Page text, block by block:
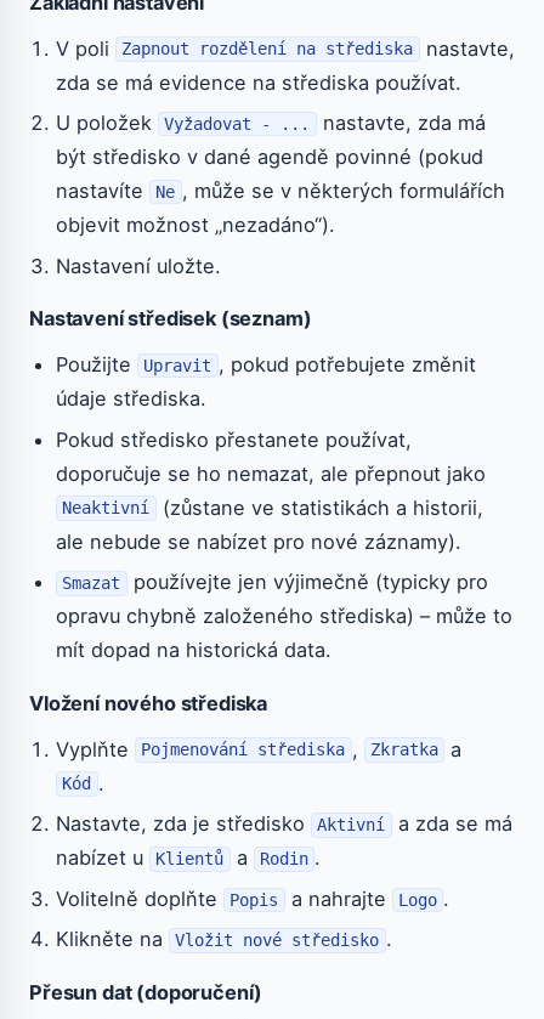
V poli
Zapnout rozdělení na střediska
nastavte,
zda se má evidence na střediska používat.
U položek
Vyžadovat - ...
nastavte, zda má
být středisko v dané agendě povinné (pokud
nastavíte
Ne , může se v některých formulářích
objevit možnost „nezadáno“).
Nastavení uložte.
Nastavení středisek (seznam)
Použijte
Upravit , pokud potřebujete změnit
údaje střediska.
Pokud středisko přestanete používat,
doporučuje se ho nemazat, ale přepnout jako
Neaktivní
(zůstane ve statistikách a historii,
ale nebude se nabízet pro nové záznamy).
Smazat
používejte jen výjimečně (typicky pro
opravu chybně založeného střediska) – může to
mít dopad na historická data.
Vložení nového střediska
Vyplňte
Pojmenování střediska , Zkratka a
Kód .
Nastavte, zda je středisko
Aktivní
a zda se má
nabízet u
Klientů a Rodin .
Volitelně doplňte
Popis a nahrajte Logo .
Klikněte na
Vložit nové středisko .
Přesun dat (doporučení)